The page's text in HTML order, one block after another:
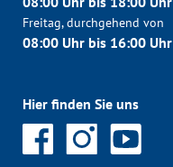
Freitag, durchgehend von
08:00 Uhr bis 16:00 Uhr
Hier finden Sie uns